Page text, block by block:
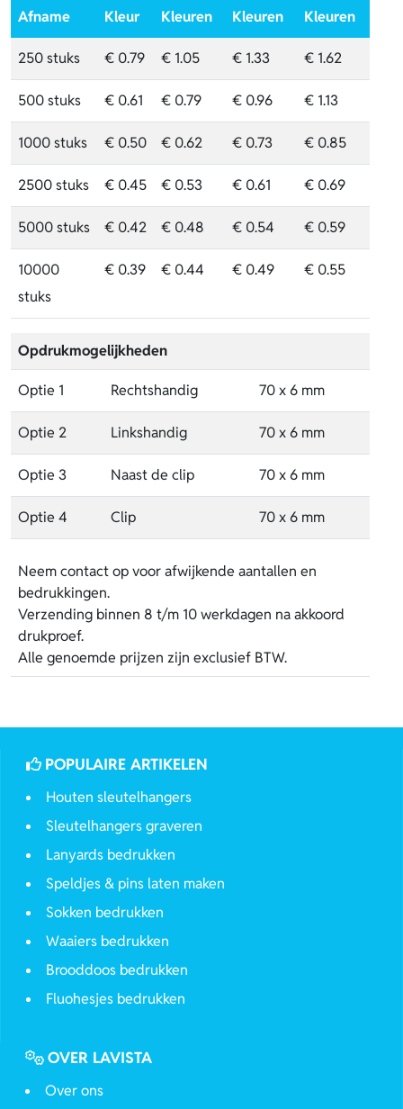
Afname Kleur Kleuren Kleuren Kleuren
250 stuks € 0.79 € 1.05 € 1.33 € 1.62
500 stuks € 0.61 € 0.79 € 0.96 € 1.13
1000 stuks € 0.50 € 0.62 € 0.73 € 0.85
2500 stuks € 0.45 € 0.53 € 0.61 € 0.69
5000 stuks € 0.42 € 0.48 € 0.54 € 0.59
10000
stuks
€ 0.39 € 0.44 € 0.49 € 0.55
Opdrukmogelijkheden
Optie 1 Rechtshandig 70 x 6 mm
Optie 2 Linkshandig 70 x 6 mm
Optie 3 Naast de clip 70 x 6 mm
Optie 4 Clip 70 x 6 mm
Neem contact op voor afwijkende aantallen en
bedrukkingen.
Verzending binnen 8 t/m 10 werkdagen na akkoord
drukproef.
Alle genoemde prijzen zijn exclusief BTW.
POPULAIRE ARTIKELEN
Houten sleutelhangers
Sleutelhangers graveren
Lanyards bedrukken
Speldjes & pins laten maken
Sokken bedrukken
Waaiers bedrukken
Brooddoos bedrukken
Fluohesjes bedrukken
OVER LAVISTA
Over ons